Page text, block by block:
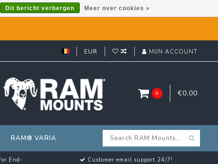
EUR MIJN ACCOUNT
0 €0,00
RAM® VARIA
End- Customer email support 24/7!
Dit bericht verbergen Meer over cookies »